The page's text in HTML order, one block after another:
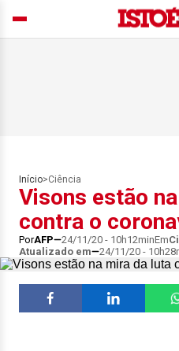
Início>Ciência
Visons estão
contra o
PorAFP 24/11/20 - 10h12minEm
Atualizado em
24/11/20 -